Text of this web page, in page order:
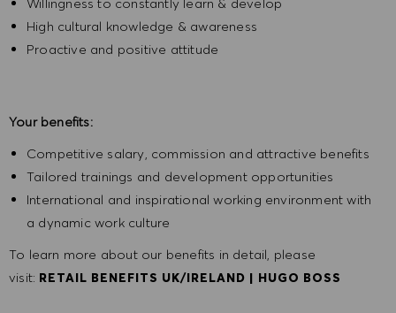
High cultural knowledge & awareness
Proactive and positive attitude
Your benefits:
Competitive salary, commission and attractive benefits
Tailored trainings and development opportunities
International and inspirational working environment with
a dynamic work culture
To learn more about our benefits in detail, please
visit: RETAIL BENEFITS UK/IRELAND | HUGO BOSS